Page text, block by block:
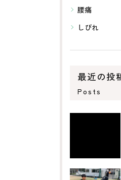
腰痛
しびれ
最近の投
Posts